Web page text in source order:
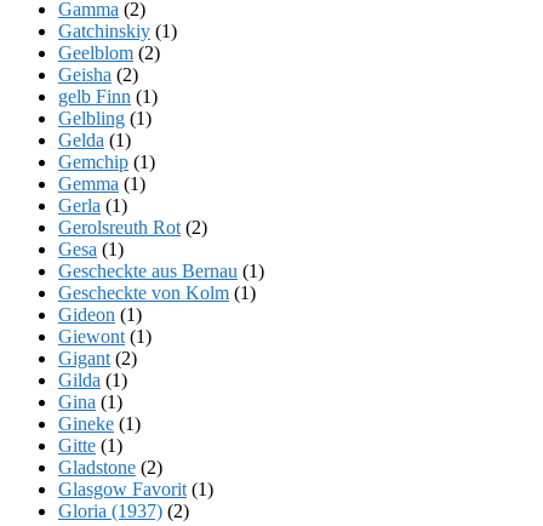
Gamma (2)
Gatchinskiy (1)
Geelblom (2)
Geisha (2)
gelb Finn (1)
Gelbling (1)
Gelda (1)
Gemchip (1)
Gemma (1)
Gerla (1)
Gerolsreuth Rot (2)
Gesa (1)
Gescheckte aus Bernau (1)
Gescheckte von Kolm (1)
Gideon (1)
Giewont (1)
Gigant (2)
Gilda (1)
Gina (1)
Gineke (1)
Gitte (1)
Gladstone (2)
Glasgow Favorit (1)
Gloria (1937) (2)